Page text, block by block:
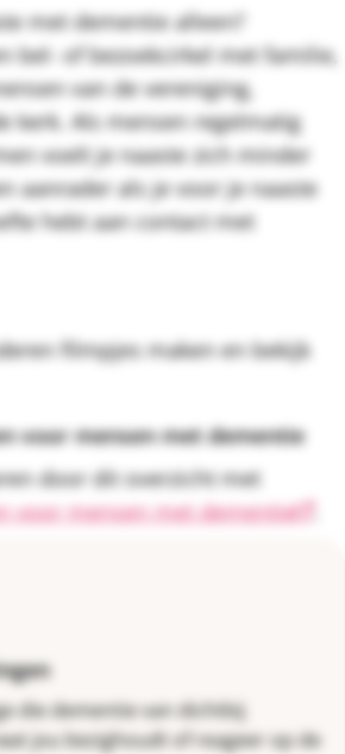
met dementie alleen?
bel- of bezoekcirkel met familie,
van de vereniging,
kerk. Als mensen regelmatig
voelt je naaste zich minder
aanrader als je voor je naaste
hebt aan contact met
filmpjes maken en bekijk
voor mensen met dementie
door dit overzicht met
voor mensen met dementie
die dementie van dichtbij
jou bezighoudt of reageer op de